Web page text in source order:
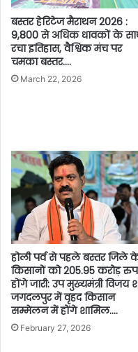
बस्तर हेरिटेज मैराथन 2026 :
9,800 से अधिक धावकों के
रचा इतिहास, वैश्विक मंच पर
चमका बस्तर….
March 22, 2026
होली पर्व से पहले बस्तर जिले
किसानों को 205.95 करोड़
होंगे जारी: उप मुख्यमंत्री विजय
जगदलपुर में वृहद किसान
सम्मेलन में होंगे शामिल….
February 27, 2026